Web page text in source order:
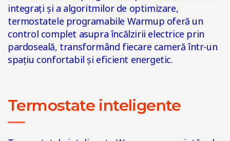
Termostate inteligente
integrați și a algoritmilor de optimizare,
termostatele programabile Warmup oferă un
control complet asupra încălzirii electrice prin
pardoseală, transformând fiecare cameră într-un
spațiu confortabil și eficient energetic.